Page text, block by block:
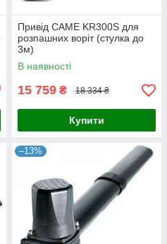
Привід CAME KR300S для
розпашних воріт (стулка до
3м)
В наявності
15 759 ₴ 18 334 ₴
Купити
–13%